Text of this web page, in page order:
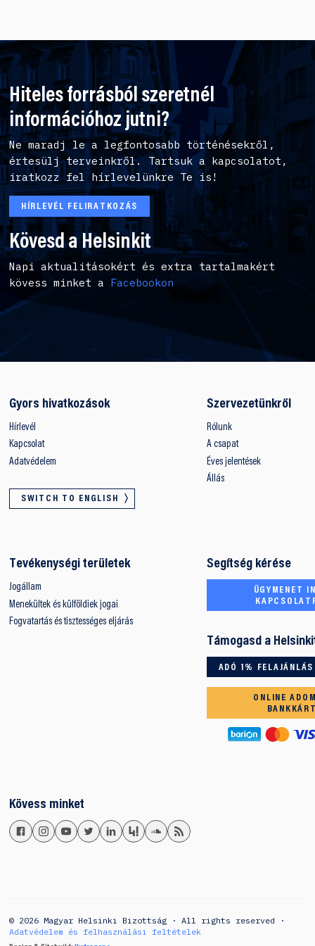
Hiteles forrásból szeretnél
információhoz jutni?
Ne maradj le a legfontosabb történésekről,
értesülj terveinkről. Tartsuk a kapcsolatot,
iratkozz fel hírlevelünkre Te is!
HÍRLEVÉL FELIRATKOZÁS
Kövesd a Helsinkit
Napi aktualitásokért és extra tartalmakért
kövess minket a Facebookon
Gyors hivatkozások
Hírlevél
Kapcsolat
Adatvédelem
SWITCH TO ENGLISH
Szervezetünkről
Rólunk
A csapat
Éves jelentések
Állás
Tevékenységi területek
Jogállam
Menekültek és külföldiek jogai
Fogvatartás és tisztességes eljárás
Segítség kérése
ÜGYMENET
Támogasd a
ADÓ 1% FELAJÁNLÁS
ONLINE
Kövess minket
© 2026 Magyar Helsinki Bizottság · All rights reserved ·
Adatvédelem és felhasználási feltételek